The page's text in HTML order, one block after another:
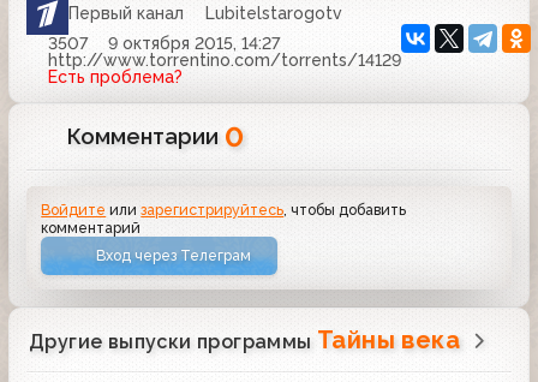
Первый канал
Lubitelstarogotv
3507
9 октября 2015, 14:27
http://www.torrentino.com/torrents/14129
Есть проблема?
Комментарии 0
Войдите илизарегистрируйтесь , чтобы добавить
комментарий
Вход через Телеграм
Другие выпуски программы Тайны века